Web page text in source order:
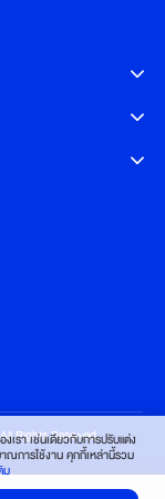
Rights Reserved.
เรา เช่นเดียวกับการปรับแต่ง
ณการใช้งาน คุกกี้เหล่านี้รวม
ม